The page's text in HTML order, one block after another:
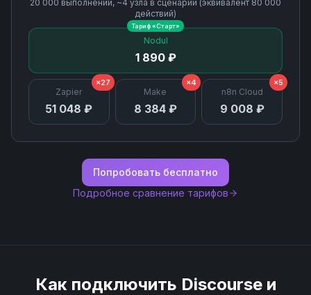
Unsubscribe Email
Update Campaign
Update List
20 000 выполнений, ~4 узла в сценарии (эквивалент 80 000
действий)
Nodul
1 890 ₽
Тариф «Старт»
Zapier
51 048 ₽
×27
Make
8 384 ₽
×4
n8n Cloud
9 008 ₽
×5
Попробовать бесплатно
Подробное сравнение тарифов
Как подключить Discourseи